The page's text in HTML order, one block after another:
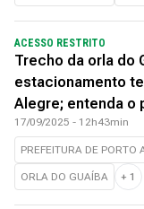
ACESSO RESTRITO
Trecho da orla do
estacionamento
Alegre; entenda o
17/09/2025 - 12h43min
PREFEITURA DE PORTO
ORLA DO GUAÍBA + 1